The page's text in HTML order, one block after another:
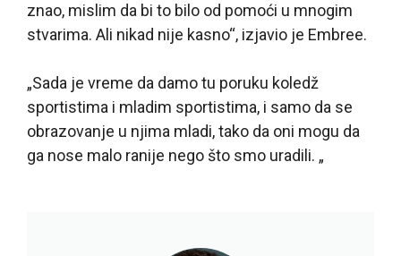
znao, mislim da bi to bilo od pomoći u mnogim
stvarima. Ali nikad nije kasno“, izjavio je Embree.
„Sada je vreme da damo tu poruku koledž
sportistima i mladim sportistima, i samo da se
obrazovanje u njima mladi, tako da oni mogu da
ga nose malo ranije nego što smo uradili. „